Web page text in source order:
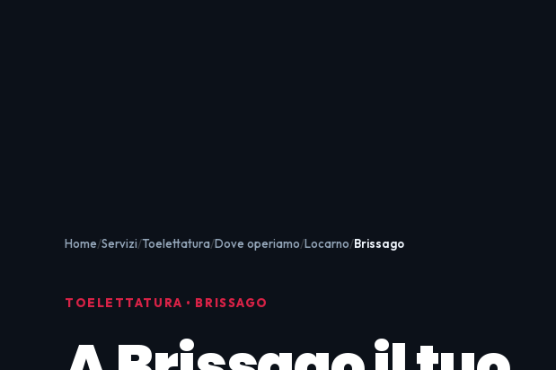
Home Servizi Toelettatura Dove operiamo Locarno Brissago
TOELETTATURA • BRISSAGO